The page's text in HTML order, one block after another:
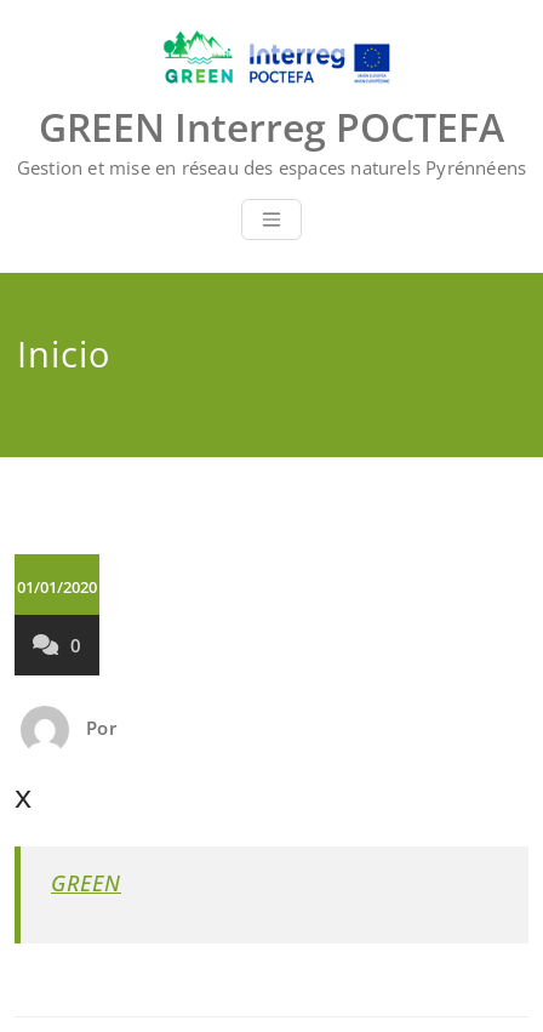
GREEN Interreg POCTEFA
Gestion et mise en réseau des espaces naturels Pyrénnéens
Inicio
01/01/2020
0
Por
x
GREEN